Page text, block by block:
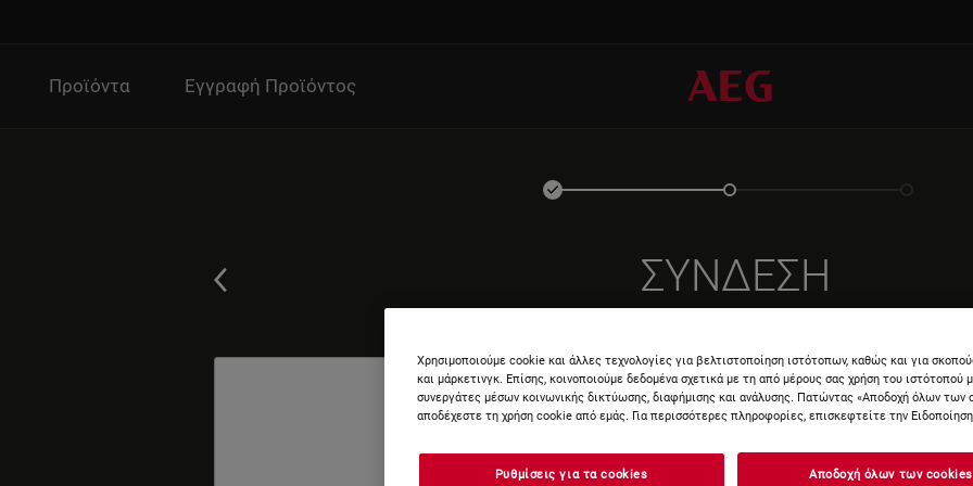
Προϊόντα Εγγραφή Προϊόντος
ΣΎΝΔΕΣΗ
Χρησιμοποιούμε cookie και άλλες τεχνολογίες για βελτιστοποίηση ιστότοπων, καθώς και για
και μάρκετινγκ. Επίσης, κοινοποιούμε δεδομένα σχετικά με τη από μέρους σας χρήση του ιστότοπού
συνεργάτες μέσων κοινωνικής δικτύωσης, διαφήμισης και ανάλυσης. Πατώντας «Αποδοχή όλων των
αποδέχεστε τη χρήση cookie από εμάς. Για περισσότερες πληροφορίες, επισκεφτείτε την
Ρυθμίσεις για τα cookies Αποδοχή όλων των cookies